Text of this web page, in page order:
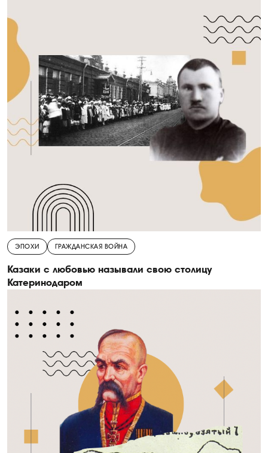
ЭПОХИ ГРАЖДАНСКАЯ ВОЙНА
Казаки с любовью называли свою столицу
Катеринодаром